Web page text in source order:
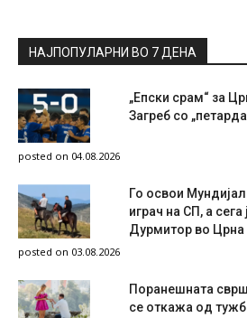
НАЈПОПУЛАРНИ ВО 7 ДЕНА
„Епски срам“ за
Загреб со
posted on 04.08.2026
Го освои
играч на СП, а
Дурмитор во Црна
posted on 03.08.2026
Поранешната
се откажа од